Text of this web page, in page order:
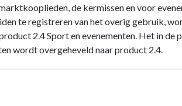
de kermissen en voor
te registreren van het overig gebruik,
2.4 Sport en evenementen. Het in de
wordt overgeheveld naar product 2.4.